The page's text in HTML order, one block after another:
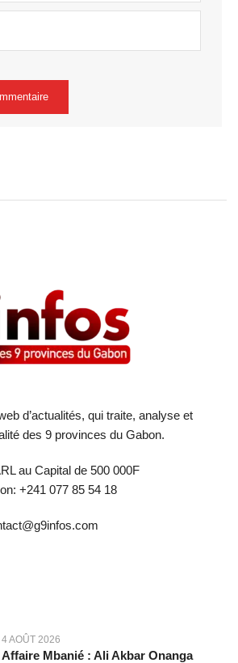
d’actualités, qui traite, analyse et
des 9 provinces du Gabon.
au Capital de 500 000F
+241 077 85 54 18
4 AOÛT 2026
Affaire Mbanié : Ali Akbar Onanga